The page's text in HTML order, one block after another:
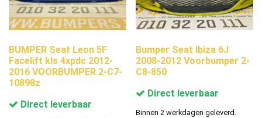
BUMPER Seat Leon 5F
Facelift kls 4xpdc 2012-
2016 VOORBUMPER 2-C7-
10898z
Direct leverbaar
Bumper Seat Ibiza 6J
2008-2012 Voorbumper 2-
C8-850
Direct leverbaar
Binnen 2 werkdagen geleverd.